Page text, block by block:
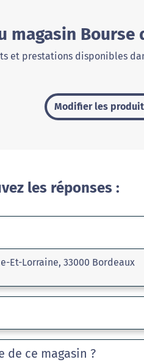
et prestations disponibles
Modifier les
les réponses :
Et-Lorraine, 33000 Bordeaux
de ce magasin ?